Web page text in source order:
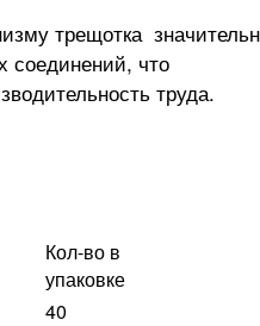
трещотка
соединений, что
труда.
Кол-во в
упаковке
40